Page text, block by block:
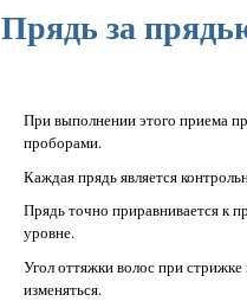
Прядь за
При выполнении этого приема
проборами.
Каждая прядь является
Прядь точно приравнивается к
уровне.
Угол оттяжки волос при
изменяться.